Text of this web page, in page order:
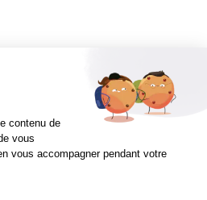
Bachelor Cinéma
Game
Interactive Design
alternance)